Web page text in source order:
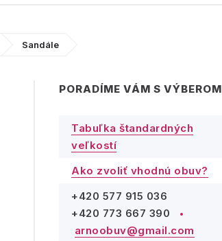
Sandále
PORADÍME VÁM S VÝBEROM
Tabuľka štandardných
veľkostí
Ako zvoliť vhodnú obuv?
+420 577 915 036
+420 773 667 390
arnoobuv@gmail.com